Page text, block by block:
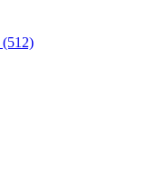
(512)